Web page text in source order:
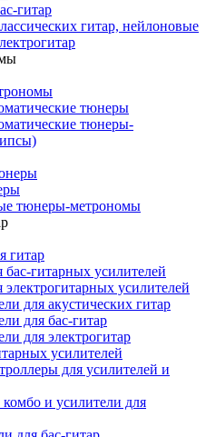
гитар
гитар, нейлоновые
тюнеры
тюнеры-
тюнеры-метрономы
гитар
гитарных усилителей
усилителей
для акустических гитар
для бас-гитар
для электрогитар
усилителей
для усилителей и
и усилители для